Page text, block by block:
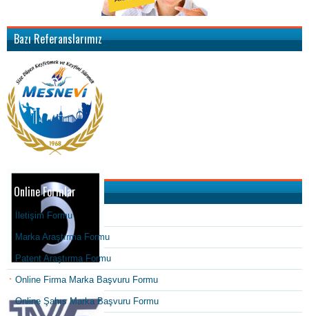
Bazı Referanslarımız
Online Formlar
İletişim Formu
Marka Araştırma Formu
Patent Araştırma Formu
Online Firma Marka Başvuru Formu
Online Şahıs Marka Başvuru Formu